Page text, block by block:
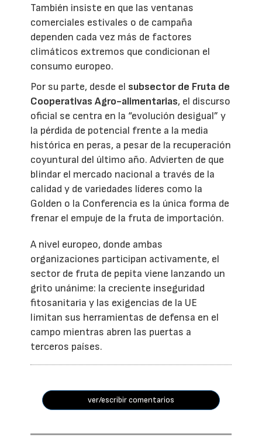
También insiste en que las ventanas
comerciales estivales o de campaña
dependen cada vez más de factores
climáticos extremos que condicionan el
consumo europeo.
Por su parte, desde el subsector de Fruta de
Cooperativas Agro-alimentarias, el discurso
oficial se centra en la “evolución desigual” y
la pérdida de potencial frente a la media
histórica en peras, a pesar de la recuperación
coyuntural del último año. Advierten de que
blindar el mercado nacional a través de la
calidad y de variedades líderes como la
Golden o la Conferencia es la única forma de
frenar el empuje de la fruta de importación.
A nivel europeo, donde ambas
organizaciones participan activamente, el
sector de fruta de pepita viene lanzando un
grito unánime: la creciente inseguridad
fitosanitaria y las exigencias de la UE
limitan sus herramientas de defensa en el
campo mientras abren las puertas a
terceros países.
ver/escribir comentarios